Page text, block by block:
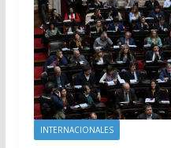
INTERNACIONALES